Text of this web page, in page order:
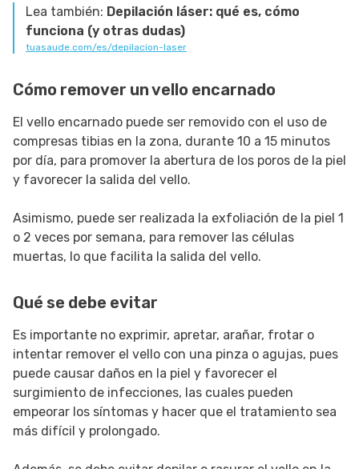
Lea también: Depilación láser: qué es, cómo
funciona (y otras dudas)
tuasaude.com/es/depilacion-laser
Cómo remover un vello encarnado
El vello encarnado puede ser removido con el uso de
compresas tibias en la zona, durante 10 a 15 minutos
por día, para promover la abertura de los poros de la piel
y favorecer la salida del vello.
Asimismo, puede ser realizada la exfoliación de la piel 1
o 2 veces por semana, para remover las células
muertas, lo que facilita la salida del vello.
Qué se debe evitar
Es importante no exprimir, apretar, arañar, frotar o
intentar remover el vello con una pinza o agujas, pues
puede causar daños en la piel y favorecer el
surgimiento de infecciones, las cuales pueden
empeorar los síntomas y hacer que el tratamiento sea
más difícil y prolongado.